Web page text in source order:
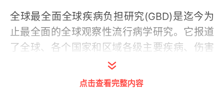
全球最全面全球疾病负担研究(GBD)是迄今为
止最全面的全球观察性流行病学研究。它报道
了全球、各个国家和区域各级主要疾病、伤害
和健康风险因素造成的死亡率和发病率。GBD
的研究发现，腰痛（下背部疼痛）是世界范围
点击查看完整内容